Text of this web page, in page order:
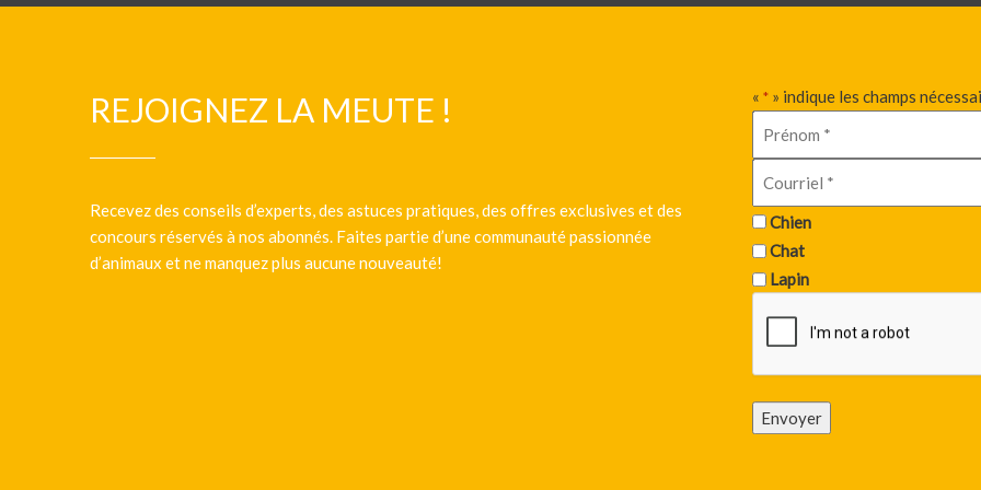
REJOIGNEZ LA MEUTE !
Recevez des conseils d’experts, des astuces pratiques, des offres exclusives et des
concours réservés à nos abonnés. Faites partie d’une communauté passionnée
d’animaux et ne manquez plus aucune nouveauté!
« * » indique les champs
Chien
Chat
Lapin
Envoyer